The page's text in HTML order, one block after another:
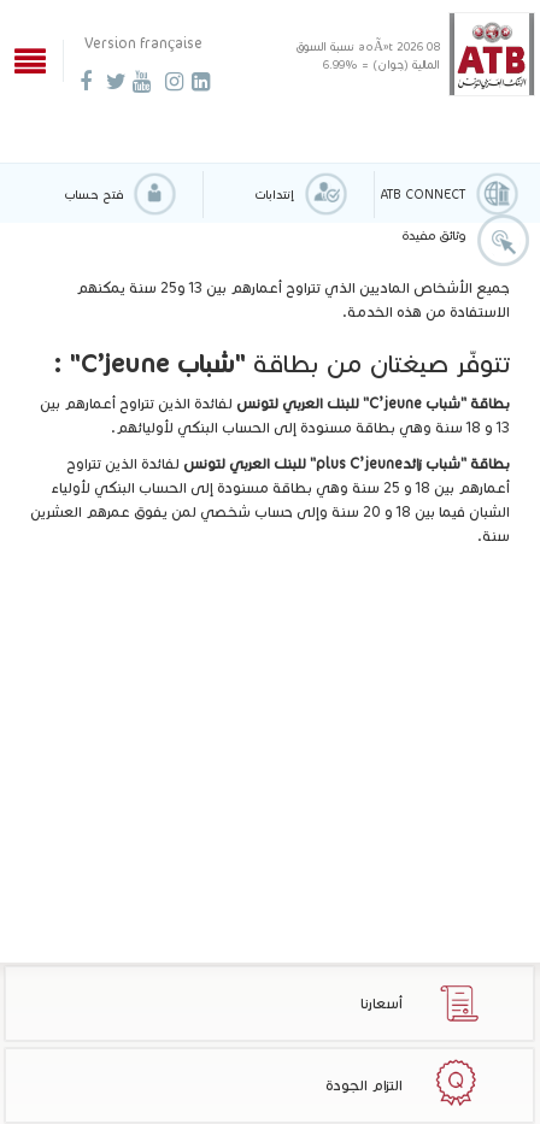
Version française 08 aoÃ»t 2026
نسبة السوق
المالية (جوان) = %6.99
ATB CONNECT إنتدابات فتح حساب
وثائق مفيدة
جميع الأشخاص الماديين الذي تتراوح أعمارهم بين 13 و25 سنة يمكنهم
الاستفادة من هذه الخدمة.
تتوفّر صيغتان من بطاقة "شباب C’jeune" :
بطاقة "شباب C’jeune" للبنك العربي لتونس
لفائدة الذين تتراوح أعمارهم بين
13 و 18 سنة وهي بطاقة مسنودة إلى الحساب البنكي لأوليائهم.
بطاقة "شباب زائدplus C’jeune" للبنك العربي لتونس
لفائدة الذين تتراوح
أعمارهم بين 18 و 25 سنة وهي بطاقة مسنودة إلى الحساب البنكي لأولياء
الشبان فيما بين 18 و 20 سنة وإلى حساب شخصي لمن يفوق عمرهم العشرين
سنة.
أسعارنا
التزام الجودة